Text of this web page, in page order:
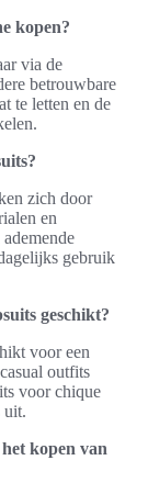
kopen?
via de
betrouwbare
te letten en de
zich door
en
gebruik
geschikt?
voor een
outfits
voor chique
uit.
kopen van